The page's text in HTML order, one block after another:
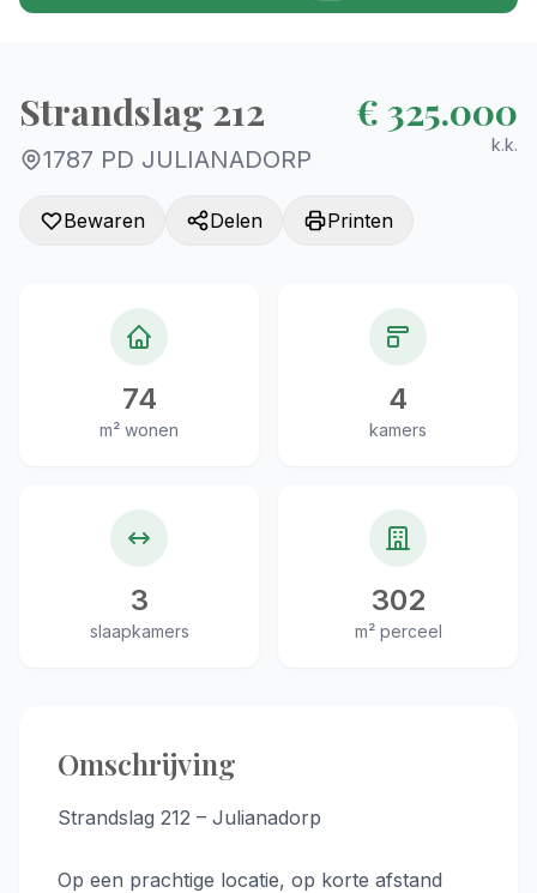
Strandslag 212
1787 PD JULIANADORP
€ 325.000
k.k.
Bewaren Delen Printen
74
m² wonen
4
kamers
3
slaapkamers
302
m² perceel
Omschrijving
Strandslag 212 – Julianadorp
Op een prachtige locatie, op korte afstand